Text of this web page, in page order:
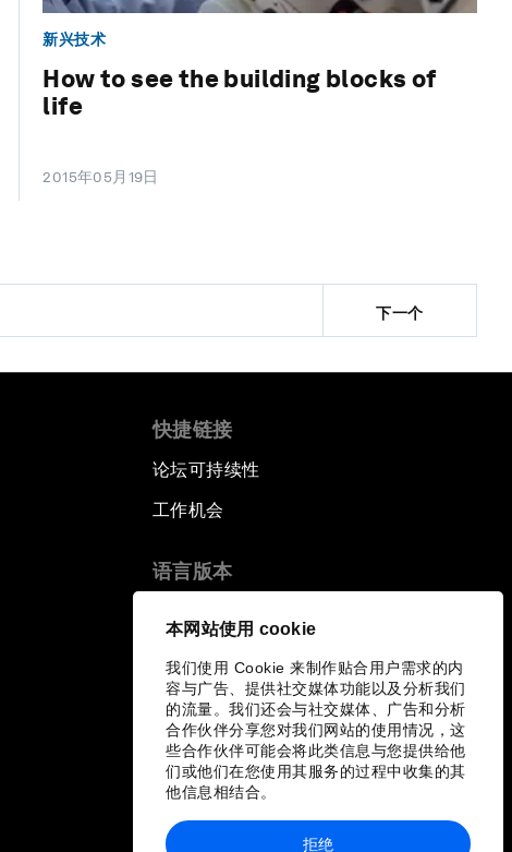
本网站使用 cookie
我们使用 Cookie 来制作贴合用户需求的内
容与广告、提供社交媒体功能以及分析我们
的流量。我们还会与社交媒体、广告和分析
合作伙伴分享您对我们网站的使用情况，这
些合作伙伴可能会将此类信息与您提供给他
们或他们在您使用其服务的过程中收集的其
他信息相结合。
拒绝
新兴技术
How to see the building blocks of
life
2015年05月19日
下一个
快捷链接
论坛可持续性
工作机会
语言版本